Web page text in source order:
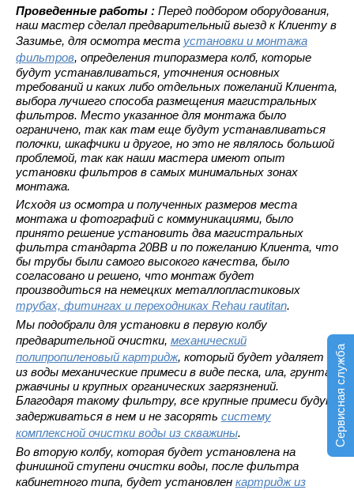
Сервисная служба
Проведенные работы : Перед подбором оборудования,
наш мастер сделал предварительный выезд к Клиенту в
Зазимье, для осмотра места установки и монтажа
фильтров, определения типоразмера колб, которые
будут устанавливаться, уточнения основных
требований и каких либо отдельных пожеланий Клиента,
выбора лучшего способа размещения магистральных
фильтров. Место указанное для монтажа было
ограничено, так как там еще будут устанавливаться
полочки, шкафчики и другое, но это не являлось большой
проблемой, так как наши мастера имеют опыт
установки фильтров в самых минимальных зонах
монтажа.
Исходя из осмотра и полученных размеров места
монтажа и фотографий с коммуникациями, было
принято решение установить два магистральных
фильтра стандарта 20ВВ и по пожеланию Клиента, что
бы трубы были самого высокого качества, было
согласовано и решено, что монтаж будет
производиться на немецких металлопластиковых
трубах, фитингах и переходниках Rehau rautitan.
Мы подобрали для установки в первую колбу
предварительной очистки, механический
полипропиленовый картридж, который будет удаляет
из воды механические примеси в виде песка, ила, грунта,
ржавчины и крупных органических загрязнений.
Благодаря такому фильтру, все крупные примеси будут
задерживаться в нем и не засорять систему
комплексной очистки воды из скважины.
Во вторую колбу, которая будет установлена на
финишной ступени очистки воды, после фильтра
кабинетного типа, будет установлен картридж из